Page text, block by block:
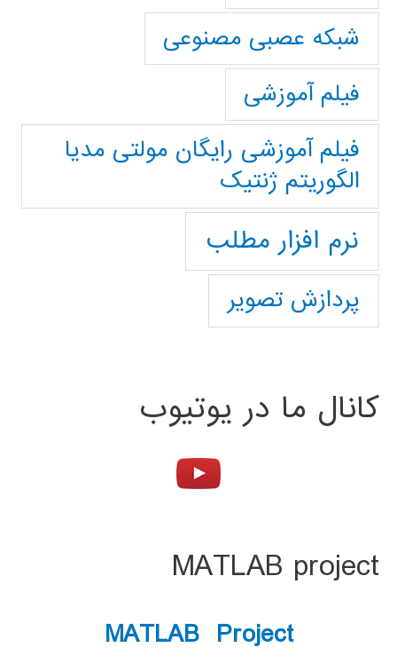
شبکه عصبی مصنوعی
فیلم آموزشی
فیلم آموزشی رایگان مولتی مدیا
الگوریتم ژنتیک
نرم افزار مطلب
پردازش تصویر
کانال ما در یوتیوب
MATLAB project
MATLAB Project